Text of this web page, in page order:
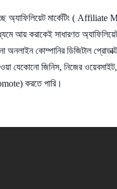
অ্যাফিলিয়েট মার্কেটিং ( Affiliate
মাধ্যমে আয় করাকেই সাধারণত
অনলাইন কোম্পানির ডিজিটাল
যেকোনো জিনিস, নিজের ওয়েবসাইট,
করতে পারি।